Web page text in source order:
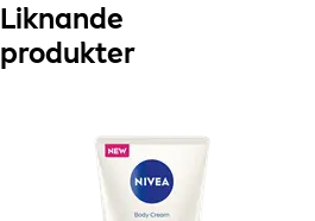
Liknande
produkter